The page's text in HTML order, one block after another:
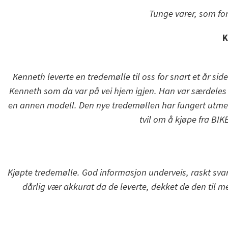
Tunge varer, som
Kenneth leverte en tredemølle til oss for snart et år
Kenneth som da var på vei hjem igjen. Han var
en annen modell. Den nye tredemøllen har fungert
tvil om å kjøpe fra
Kjøpte tredemølle. God informasjon underveis, raskt
dårlig vær akkurat da de leverte, dekket de den til